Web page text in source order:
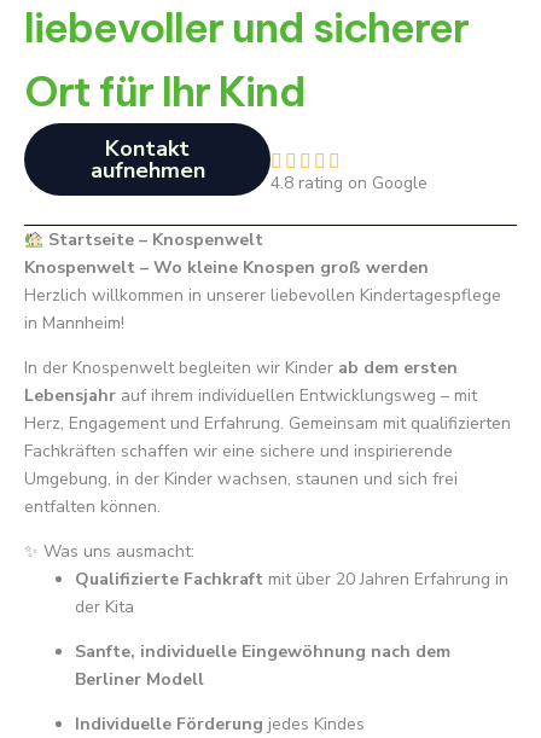
liebevoller und sicherer
Ort für Ihr Kind
Kontakt
aufnehmen     
e
r
t
o
4.8 rating on Google
Startseite – Knospenwelt
Knospenwelt – Wo kleine Knospen groß werden
Herzlich willkommen in unserer liebevollen Kindertagespflege
in Mannheim!
In der Knospenwelt begleiten wir Kinder ab dem ersten
Lebensjahr auf ihrem individuellen Entwicklungsweg – mit
Herz, Engagement und Erfahrung. Gemeinsam mit qualifizierten
Fachkräften schaffen wir eine sichere und inspirierende
Umgebung, in der Kinder wachsen, staunen und sich frei
entfalten können.
✨ Was uns ausmacht:
Qualifizierte Fachkraft mit über 20 Jahren Erfahrung in
der Kita
Sanfte, individuelle Eingewöhnung nach dem
Berliner Modell
Individuelle Förderung jedes Kindes